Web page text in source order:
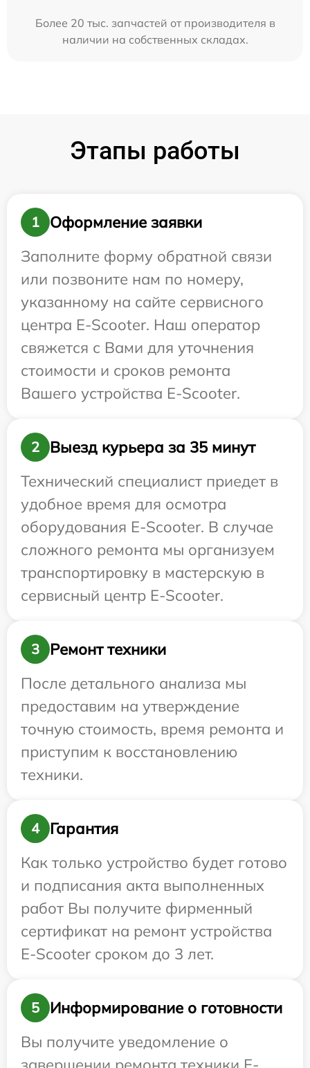
Более 20 тыс. запчастей от производителя в
наличии на собственных складах.
Этапы работы
1
Оформление заявки
Заполните форму обратной связи
или позвоните нам по номеру,
указанному на сайте сервисного
центра E-Scooter. Наш оператор
свяжется с Вами для уточнения
стоимости и сроков ремонта
Вашего устройства E-Scooter.
2
Выезд курьера за 35 минут
Технический специалист приедет в
удобное время для осмотра
оборудования E-Scooter. В случае
сложного ремонта мы организуем
транспортировку в мастерскую в
сервисный центр E-Scooter.
3
Ремонт техники
После детального анализа мы
предоставим на утверждение
точную стоимость, время ремонта и
приступим к восстановлению
техники.
4
Гарантия
Как только устройство будет готово
и подписания акта выполненных
работ Вы получите фирменный
сертификат на ремонт устройства
E-Scooter сроком до 3 лет.
5
Информирование о готовности
Вы получите уведомление о